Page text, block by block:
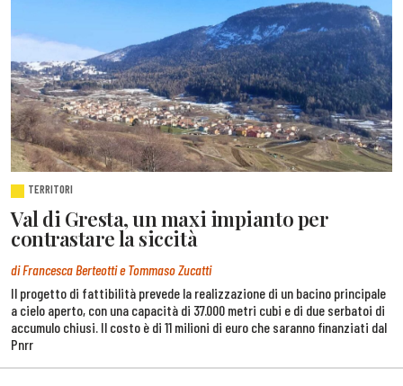
TERRITORI
Val di Gresta, un maxi impianto per
contrastare la siccità
di Francesca Berteotti e Tommaso Zucatti
Il progetto di fattibilità prevede la realizzazione di un bacino principale
a cielo aperto, con una capacità di 37.000 metri cubi e di due serbatoi di
accumulo chiusi. Il costo è di 11 milioni di euro che saranno finanziati dal
Pnrr